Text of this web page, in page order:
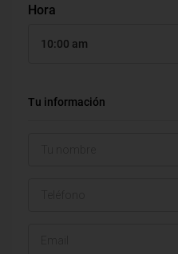
Hora
10:00 am
Tu información